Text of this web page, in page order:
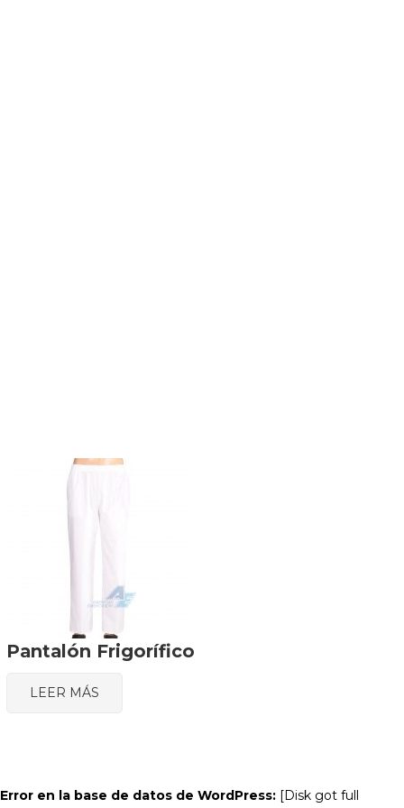
Pantalón Frigorífico
LEER MÁS
Error en la base de datos de WordPress: [Disk got full